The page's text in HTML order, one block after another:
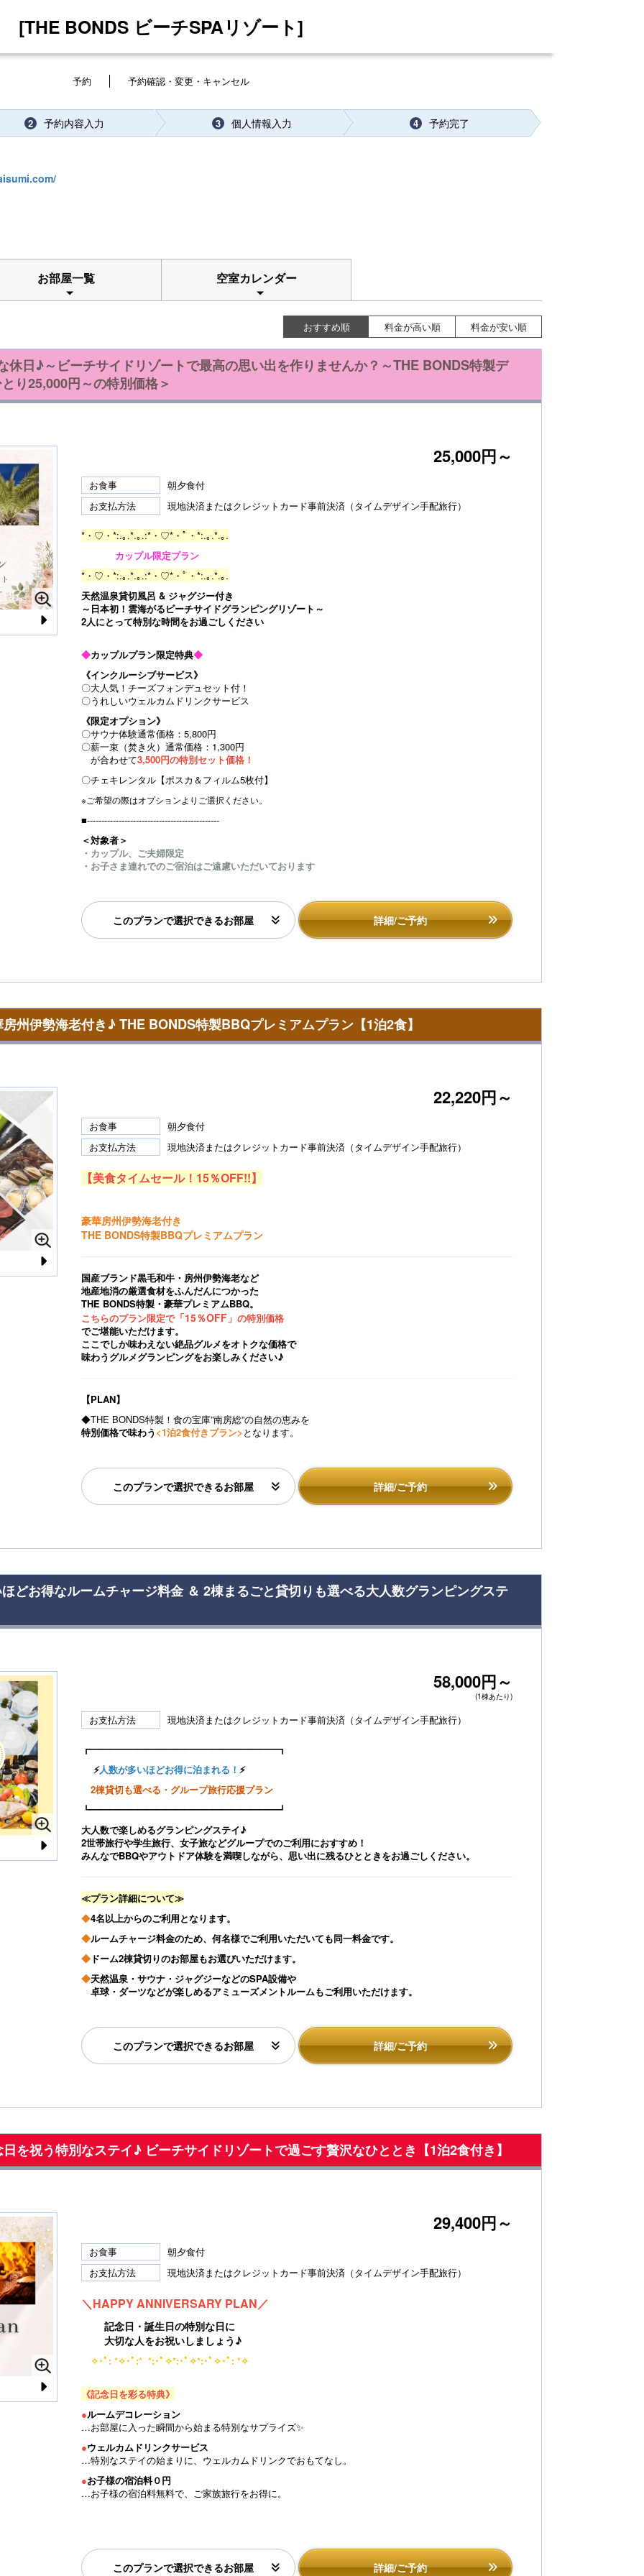
[THE BONDS ビーチSPAリゾート]
予約 予約確認・変更・キャンセル
2 予約内容入力 3 個人情報入力 4 予約完了
お部屋一覧 空室カレンダー
おすすめ順 料金が高い順 料金が安い順
休日♪～ビーチサイドリゾートで最高の思い出を作りませんか？～THE BONDS特製デ
り25,000円～の特別価格＞
N
25,000円～
お食事
朝夕食付
お支払方法
現地決済またはクレジットカード事前決済（タイムデザイン手配旅行）
*・♡・*:.｡.*.｡.:*・♡*・ﾟ・*:.｡.*.｡.
カップル限定プラン
*・♡・*:.｡.*.｡.:*・♡*・ﾟ・*:.｡.*.｡.
天然温泉貸切風呂 & ジャグジー付き
～日本初！雲海がるビーチサイドグランピングリゾート～
2人にとって特別な時間をお過ごしください
◆カップルプラン限定特典◆
《インクルーシブサービス》
〇大人気！チーズフォンデュセット付！
〇うれしいウェルカムドリンクサービス
《限定オプション》
〇サウナ体験通常価格：5,800円
〇薪一束（焚き火）通常価格：1,300円
が合わせて3,500円の特別セット価格！
〇チェキレンタル【ポスカ＆フィルム5枚付】
※ご希望の際はオプションよりご選択ください。
■----------------------------------------------
＜対象者＞
・カップル、ご夫婦限定
・お子さま連れでのご宿泊はご遠慮いただいております
詳細/ご予約
このプランで選択できるお部屋
州伊勢海老付き♪ THE BONDS特製BBQプレミアムプラン【1泊2食】
N
22,220円～
お食事
朝夕食付
お支払方法
現地決済またはクレジットカード事前決済（タイムデザイン手配旅行）
【美食タイムセール！15％OFF!!】
豪華房州伊勢海老付き
THE BONDS特製BBQプレミアムプラン
国産ブランド黒毛和牛・房州伊勢海老など
地産地消の厳選食材をふんだんにつかった
THE BONDS特製・豪華プレミアムBBQ。
こちらのプラン限定で「15％OFF」 の特別価格
でご堪能いただけます。
ここでしか味わえない絶品グルメをオトクな価格で
味わうグルメグランピングをお楽しみください♪
【PLAN】
◆THE BONDS特製！食の宝庫”南房総”の自然の恵みを
特別価格で味わう <1泊2食付きプラン> となります。
詳細/ご予約
このプランで選択できるお部屋
お得なルームチャージ料金 ＆ 2棟まるごと貸切りも選べる大人数グランピングステ
N
58,000円～
(1棟あたり)
お支払方法 現地決済またはクレジットカード事前決済（タイムデザイン手配旅行）
┏━━━━━━━━━━━━━━━━━━━━┓
⚡人数が多いほどお得に泊まれる！ ⚡
2棟貸切も選べる・グループ旅行応援プラン
┗━━━━━━━━━━━━━━━━━━━━┛
大人数で楽しめるグランピングステイ♪
2世帯旅行や学生旅行、女子旅などグループでのご利用におすすめ！
みんなでBBQやアウトドア体験を満喫しながら、思い出に残るひとときをお過ごしください。
≪プラン詳細について≫
◆4名以上からのご利用となります。
◆ルームチャージ料金のため、何名様でご利用いただいても同一料金です。
◆ ドーム2棟貸切りのお部屋もお選びいただけます。
◆天然温泉・サウナ・ジャグジーなどのSPA設備や
卓球・ダーツなどが楽しめるアミューズメントルームもご利用いただけます。
詳細/ご予約
このプランで選択できるお部屋
を祝う特別なステイ♪ ビーチサイドリゾートで過ごす贅沢なひととき【1泊2食付き】
N
29,400円～
お食事
朝夕食付
お支払方法
現地決済またはクレジットカード事前決済（タイムデザイン手配旅行）
＼HAPPY ANNIVERSARY PLAN／
記念日・誕生日の特別な日に
大切な人をお祝いしましょう♪
✧･ﾟ: *✧･ﾟ:* *:･ﾟ✧*:･ﾟ✧*:･ﾟ✧･ﾟ: *✧
《記念日を彩る特典》
●ルームデコレーション
…お部屋に入った瞬間から始まる特別なサプライズ✨
●ウェルカムドリンクサービス
…特別なステイの始まりに、ウェルカムドリンクでおもてなし。
●お子様の宿泊料０円
…お子様の宿泊料無料で、ご家族旅行をお得に。
詳細/ご予約
このプランで選択できるお部屋